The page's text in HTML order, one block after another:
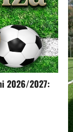
2026/2027: